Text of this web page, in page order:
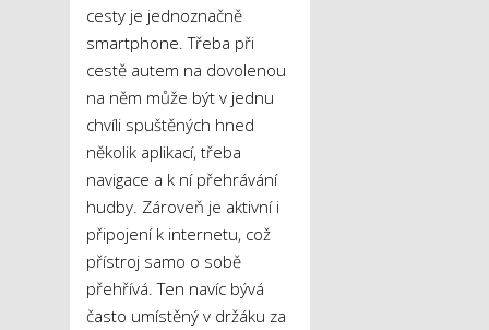
cesty je jednoznačně
smartphone. Třeba při
cestě autem na dovolenou
na něm může být v jednu
chvíli spuštěných hned
několik aplikací, třeba
navigace a k ní přehrávání
hudby. Zároveň je aktivní i
připojení k internetu, což
přístroj samo o sobě
přehřívá. Ten navíc bývá
často umístěný v držáku za